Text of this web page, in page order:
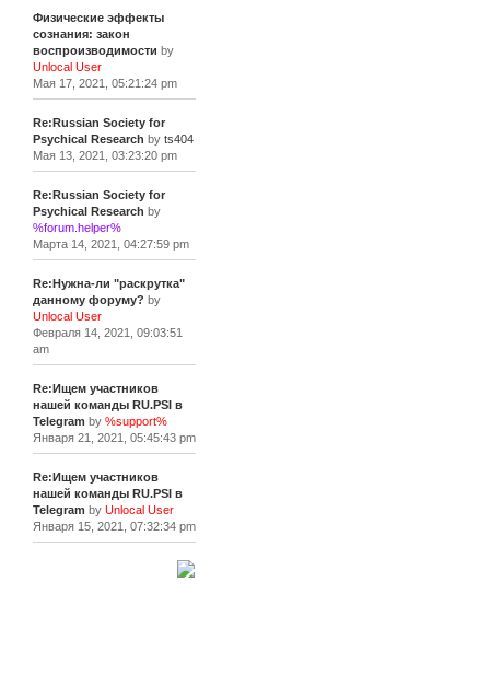
Физические эффекты
сознания: закон
воспроизводимости by
Unlocal User
Мая 17, 2021, 05:21:24 pm
Re:Russian Society for
Psychical Research by ts404
Мая 13, 2021, 03:23:20 pm
Re:Russian Society for
Psychical Research by
%forum.helper%
Марта 14, 2021, 04:27:59 pm
Re:Нужна-ли "раскрутка"
данному форуму? by
Unlocal User
Февраля 14, 2021, 09:03:51
am
Re:Ищем участников
нашей команды RU.PSI в
Telegram by %support%
Января 21, 2021, 05:45:43 pm
Re:Ищем участников
нашей команды RU.PSI в
Telegram by Unlocal User
Января 15, 2021, 07:32:34 pm